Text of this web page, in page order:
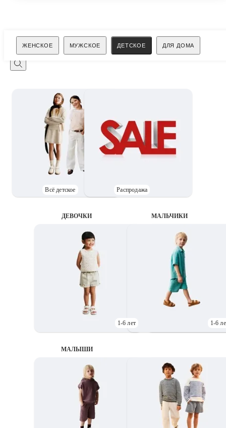
ЖЕНСКОЕ МУЖСКОЕ ДЕТСКОЕ ДЛЯ ДОМА
Поиск
Всё детское Распродажа
ДЕВОЧКИ
1-6 лет
MАЛЬЧИКИ
1-6
МАЛЫШИ